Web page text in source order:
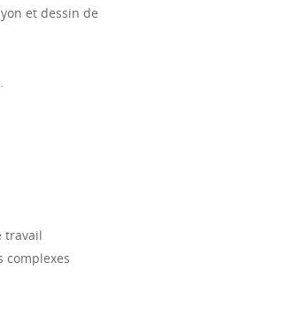
et dessin de
travail
complexes